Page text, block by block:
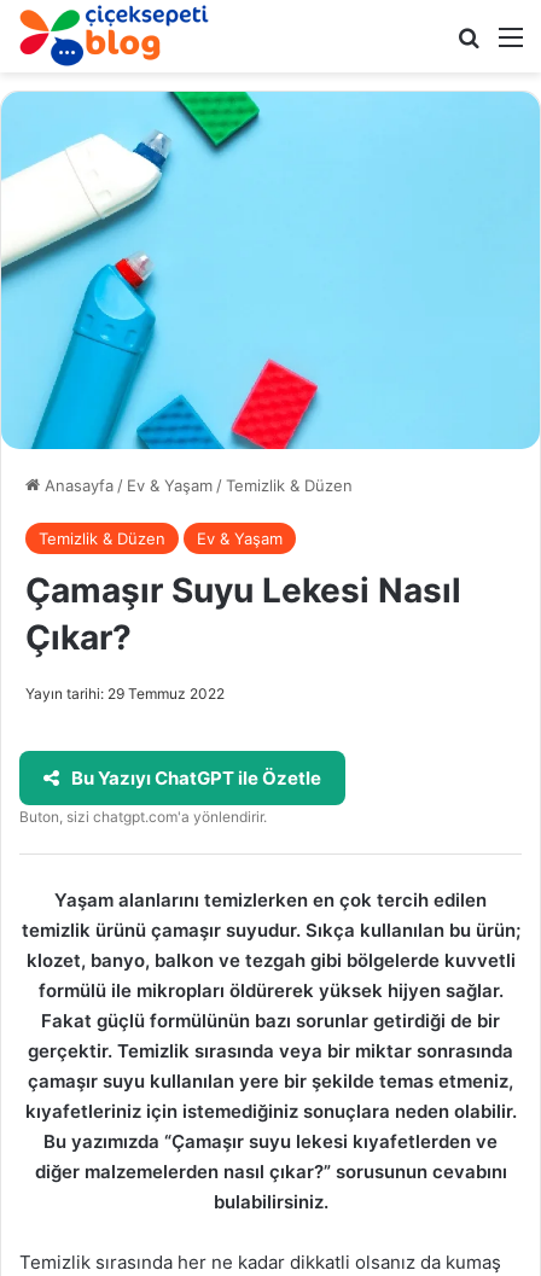
Anasayfa/ Ev & Yaşam/Temizlik & Düzen
Temizlik & Düzen Ev & Yaşam
Çamaşır Suyu Lekesi Nasıl
Çıkar?
Yayın tarihi: 29 Temmuz 2022
Bu Yazıyı ChatGPT ile Özetle
Buton, sizi chatgpt.com'a yönlendirir.
Yaşam alanlarını temizlerken en çok tercih edilen
temizlik ürünü çamaşır suyudur. Sıkça kullanılan bu ürün;
klozet, banyo, balkon ve tezgah gibi bölgelerde kuvvetli
formülü ile mikropları öldürerek yüksek hijyen sağlar.
Fakat güçlü formülünün bazı sorunlar getirdiği de bir
gerçektir. Temizlik sırasında veya bir miktar sonrasında
çamaşır suyu kullanılan yere bir şekilde temas etmeniz,
kıyafetleriniz için istemediğiniz sonuçlara neden olabilir.
Bu yazımızda “Çamaşır suyu lekesi kıyafetlerden ve
diğer malzemelerden nasıl çıkar?” sorusunun cevabını
bulabilirsiniz.
Temizlik sırasında her ne kadar dikkatli olsanız da kumaş